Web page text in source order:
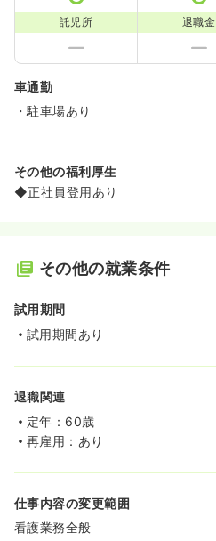
託児所 退職金
車通勤
・駐車場あり
その他の福利厚生
◆正社員登用あり
その他の就業条件
試用期間
試用期間あり
退職関連
定年：60歳
再雇用：あり
仕事内容の変更範囲
看護業務全般